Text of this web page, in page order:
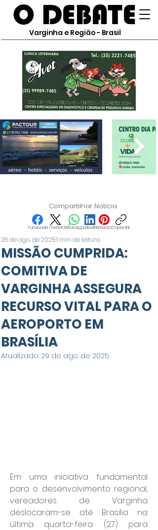
O DEBATE
Varginha e Região - Brasil
Compartilhar Notícia
FacebookX (Twitter)WhatsAppLinkedInPinterestCopiar link
MISSÃO CUMPRIDA:
COMITIVA DE
VARGINHA ASSEGURA
RECURSO VITAL PARA O
AEROPORTO EM
BRASÍLIA
28 de ago. de 20251 min de leitura
Atualizado: 29 de ago. de 2025
Em uma iniciativa fundamental
para o desenvolvimento regional,
vereadores de Varginha
deslocaram-se até Brasília na
última quarta-feira (27) para